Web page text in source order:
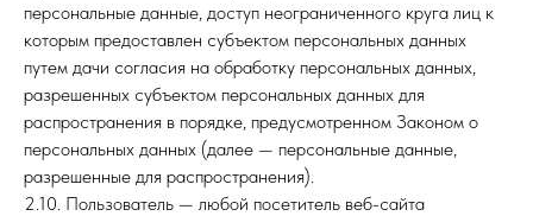
персональные данные, доступ неограниченного круга лиц к
которым предоставлен субъектом персональных данных
путем дачи согласия на обработку персональных данных,
разрешенных субъектом персональных данных для
распространения в порядке, предусмотренном Законом о
персональных данных (далее — персональные данные,
разрешенные для распространения).
2.10. Пользователь — любой посетитель веб-сайта